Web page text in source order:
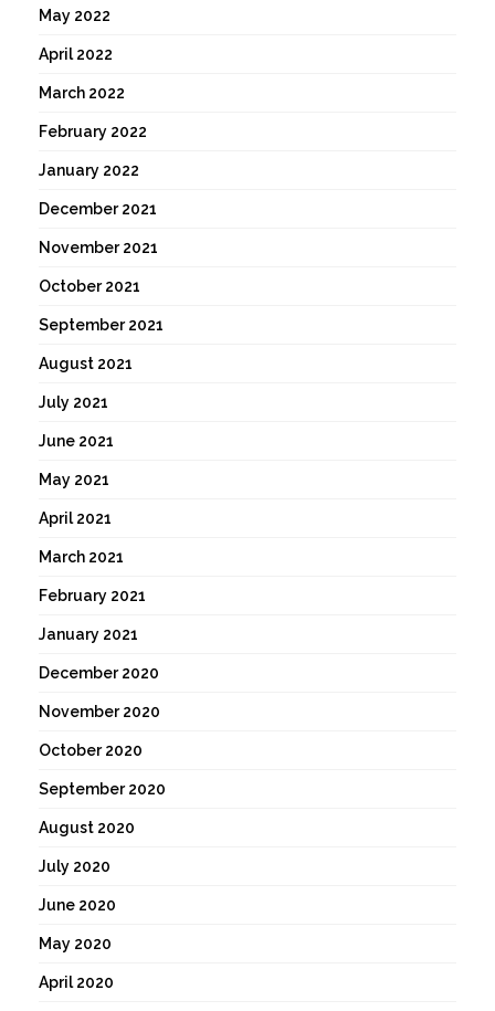
May 2022
April 2022
March 2022
February 2022
January 2022
December 2021
November 2021
October 2021
September 2021
August 2021
July 2021
June 2021
May 2021
April 2021
March 2021
February 2021
January 2021
December 2020
November 2020
October 2020
September 2020
August 2020
July 2020
June 2020
May 2020
April 2020